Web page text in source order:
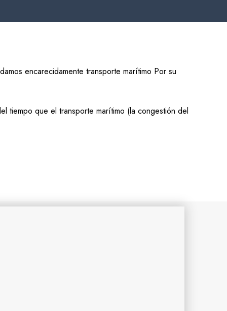
encarecidamente transporte marítimo Por su
tiempo que el transporte marítimo (la congestión del